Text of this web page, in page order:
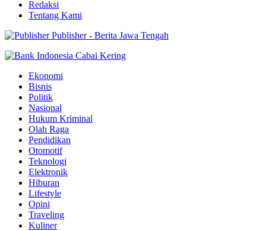
Redaksi
Tentang Kami
Publisher - Berita Jawa Tengah
Ekonomi
Bisnis
Politik
Nasional
Hukum Kriminal
Olah Raga
Pendidikan
Otomotif
Teknologi
Elektronik
Hiburan
Lifestyle
Opini
Traveling
Kuliner